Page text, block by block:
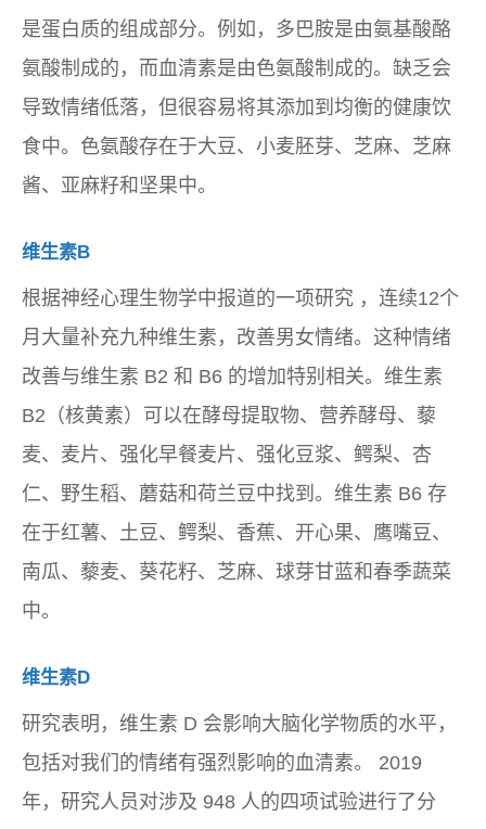
是蛋白质的组成部分。例如，多巴胺是由氨基酸酪
氨酸制成的，而血清素是由色氨酸制成的。缺乏会
导致情绪低落，但很容易将其添加到均衡的健康饮
食中。色氨酸存在于大豆、小麦胚芽、芝麻、芝麻
酱、亚麻籽和坚果中。
维生素B
根据神经心理生物学中报道的一项研究 ，连续12个
月大量补充九种维生素，改善男女情绪。这种情绪
改善与维生素 B2 和 B6 的增加特别相关。维生素
B2（核黄素）可以在酵母提取物、营养酵母、藜
麦、麦片、强化早餐麦片、强化豆浆、鳄梨、杏
仁、野生稻、蘑菇和荷兰豆中找到。维生素 B6 存
在于红薯、土豆、鳄梨、香蕉、开心果、鹰嘴豆、
南瓜、藜麦、葵花籽、芝麻、球芽甘蓝和春季蔬菜
中。
维生素D
研究表明，维生素 D 会影响大脑化学物质的水平，
包括对我们的情绪有强烈影响的血清素。 2019
年，研究人员对涉及 948 人的四项试验进行了分